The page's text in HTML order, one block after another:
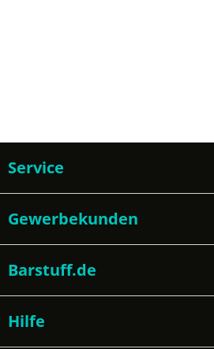
Service
Gewerbekunden
Barstuff.de
Hilfe